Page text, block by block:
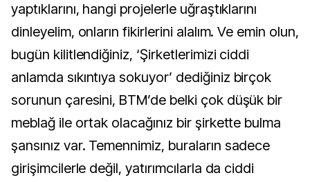
yaptıklarını, hangi projelerle uğraştıklarını
dinleyelim, onların fikirlerini alalım. Ve emin olun,
bugün kilitlendiğiniz, ‘Şirketlerimizi ciddi
anlamda sıkıntıya sokuyor’ dediğiniz birçok
sorunun çaresini, BTM’de belki çok düşük bir
meblağ ile ortak olacağınız bir şirkette bulma
şansınız var. Temennimiz, buraların sadece
girişimcilerle değil, yatırımcılarla da ciddi